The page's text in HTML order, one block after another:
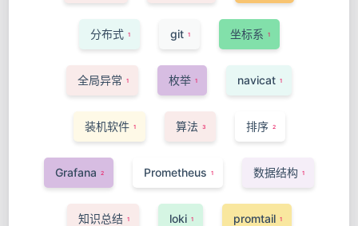
分布式 1 git 1 坐标系 1
全局异常 1 枚举 1 navicat 1
装机软件 1 算法 3 排序 2
Grafana 2 Prometheus 1 数据结构 1
知识总结 1 loki 1 promtail 1